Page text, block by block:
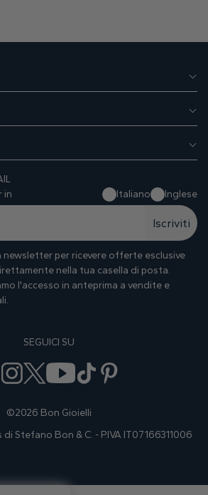
in
Italiano Inglese
Iscriviti
newsletter per ricevere offerte esclusive
nella tua casella di posta.
I'accesso in anteprima a vendite e
SEGUICI SU
©2026 Bon Gioielli
Stefano Bon & C. - P.IVA IT07166311006